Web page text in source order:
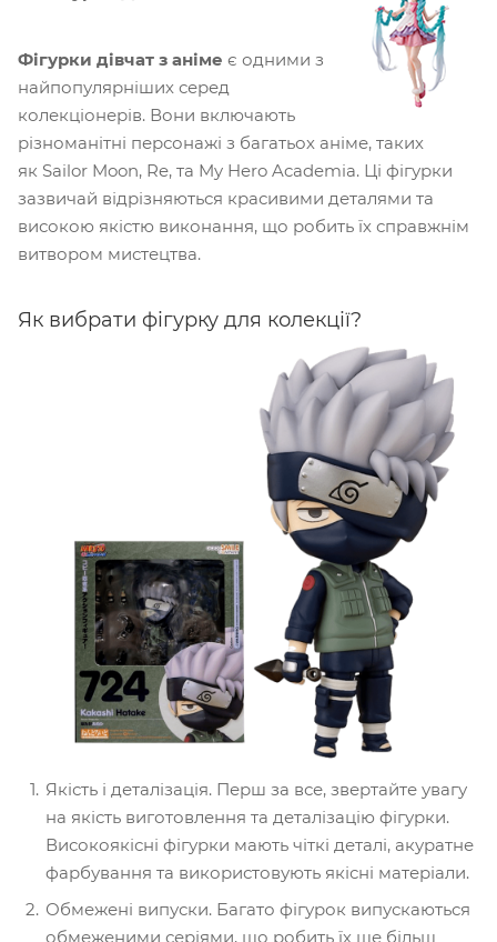
Фігурки дівчат з аніме є одними з
найпопулярніших серед
колекціонерів. Вони включають
різноманітні персонажі з багатьох аніме, таких
як Sailor Moon, Re, та My Hero Academia. Ці фігурки
зазвичай відрізняються красивими деталями та
високою якістю виконання, що робить їх справжнім
витвором мистецтва.
Як вибрати фігурку для колекції?
Якість і деталізація. Перш за все, звертайте увагу
на якість виготовлення та деталізацію фігурки.
Високоякісні фігурки мають чіткі деталі, акуратне
фарбування та використовують якісні матеріали.
Обмежені випуски. Багато фігурок випускаються
обмеженими серіями, що робить їх ще більш